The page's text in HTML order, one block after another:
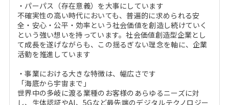
・パーパス（存在意義）を大事にしています
不確実性の高い時代においても、普遍的に求められる安
全・安心・公平・効率という社会価値を創造し続けていく
という強い想いを持っています。社会価値創造型企業とし
て成長を遂げながらも、この揺るぎない理念を軸に、企業
活動を推進しています
・事業における大きな特徴は、幅広さです
「海底から宇宙まで」
世界中の多岐に渡る業種のお客様のあらゆるニーズに対
し、生体認証やAI、5Gなど最先端のデジタルテクノロジー